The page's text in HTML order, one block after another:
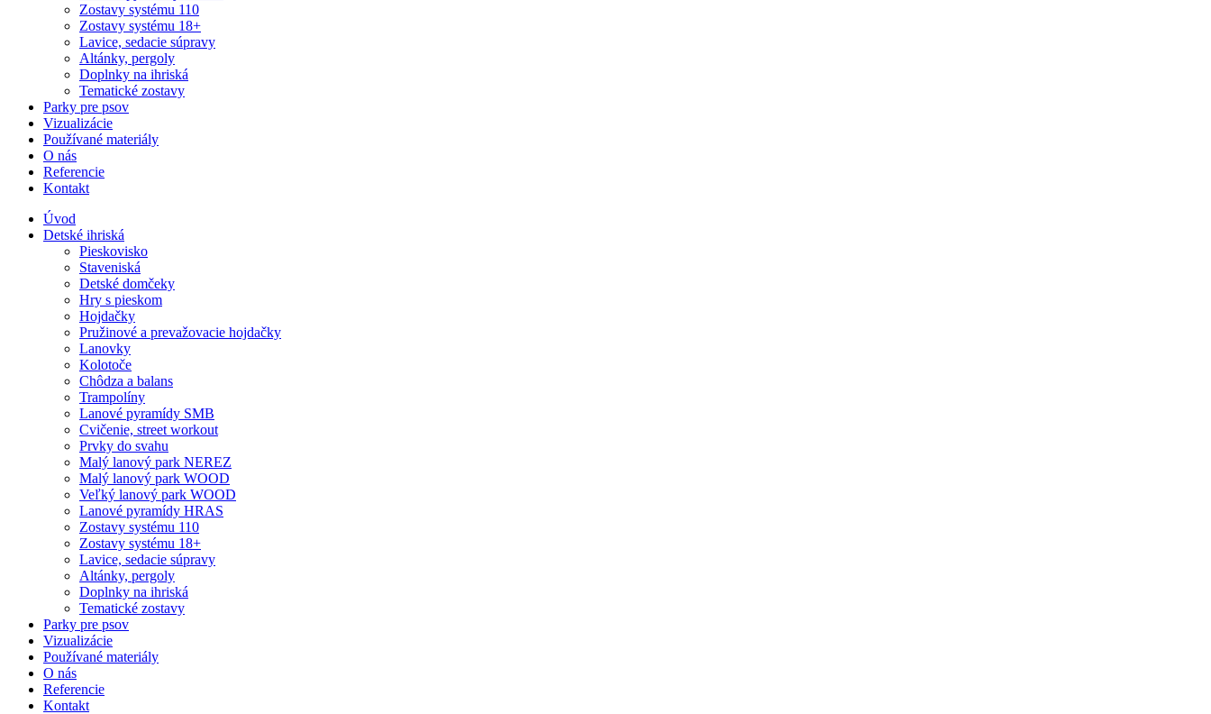
Zostavy systému 110
Zostavy systému 18+
Lavice, sedacie súpravy
Altánky, pergoly
Doplnky na ihriská
Tematické zostavy
Parky pre psov
Vizualizácie
Používané materiály
O nás
Referencie
Kontakt
Úvod
Detské ihriská
Pieskovisko
Staveniská
Detské domčeky
Hry s pieskom
Hojdačky
Pružinové a prevažovacie hojdačky
Lanovky
Kolotoče
Chôdza a balans
Trampolíny
Lanové pyramídy SMB
Cvičenie, street workout
Prvky do svahu
Malý lanový park NEREZ
Malý lanový park WOOD
Veľký lanový park WOOD
Lanové pyramídy HRAS
Zostavy systému 110
Zostavy systému 18+
Lavice, sedacie súpravy
Altánky, pergoly
Doplnky na ihriská
Tematické zostavy
Parky pre psov
Vizualizácie
Používané materiály
O nás
Referencie
Kontakt